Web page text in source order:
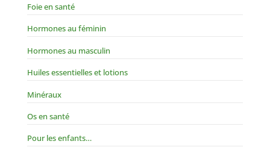
Foie en santé
Hormones au féminin
Hormones au masculin
Huiles essentielles et lotions
Minéraux
Os en santé
Pour les enfants…